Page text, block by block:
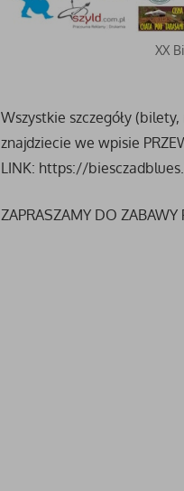
XX
Wszystkie szczegóły
znajdziecie we wpisie
LINK: https://
ZAPRASZAMY DO